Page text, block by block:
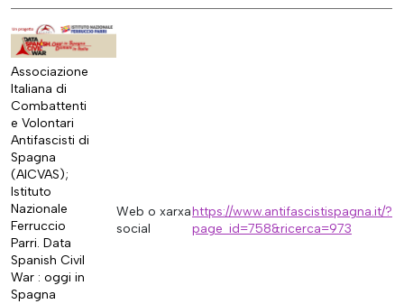
Associazione
Italiana di
Combattenti
e Volontari
Antifascisti di
Spagna
(AICVAS);
Istituto
Nazionale
Ferruccio
Parri. Data
Spanish Civil
War : oggi in
Spagna
Web o xarxa
social
https://www.antifascistispagna.it/?
page_id=758&ricerca=973